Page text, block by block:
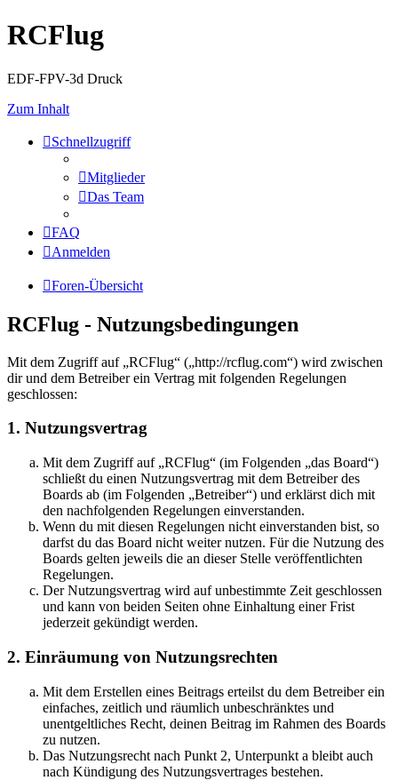
RCFlug
EDF-FPV-3d Druck
Zum Inhalt
Schnellzugriff
Mitglieder
Das Team
FAQ
Anmelden
Foren-Übersicht
RCFlug - Nutzungsbedingungen
Mit dem Zugriff auf „RCFlug“ („http://rcflug.com“) wird zwischen
dir und dem Betreiber ein Vertrag mit folgenden Regelungen
geschlossen:
1. Nutzungsvertrag
Mit dem Zugriff auf „RCFlug“ (im Folgenden „das Board“)
schließt du einen Nutzungsvertrag mit dem Betreiber des
Boards ab (im Folgenden „Betreiber“) und erklärst dich mit
den nachfolgenden Regelungen einverstanden.
Wenn du mit diesen Regelungen nicht einverstanden bist, so
darfst du das Board nicht weiter nutzen. Für die Nutzung des
Boards gelten jeweils die an dieser Stelle veröffentlichten
Regelungen.
Der Nutzungsvertrag wird auf unbestimmte Zeit geschlossen
und kann von beiden Seiten ohne Einhaltung einer Frist
jederzeit gekündigt werden.
2. Einräumung von Nutzungsrechten
Mit dem Erstellen eines Beitrags erteilst du dem Betreiber ein
einfaches, zeitlich und räumlich unbeschränktes und
unentgeltliches Recht, deinen Beitrag im Rahmen des Boards
zu nutzen.
Das Nutzungsrecht nach Punkt 2, Unterpunkt a bleibt auch
nach Kündigung des Nutzungsvertrages bestehen.